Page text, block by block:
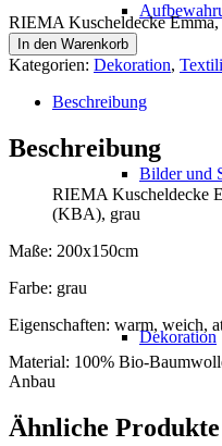
Bilder und
Dekoration
RIEMA Kuscheldecke
In den Warenkorb
Kategorien: Dekoration,
Beschreibung
Beschreibung
RIEMA Kuscheldecke
(KBA), grau
Maße: 200x150cm
Farbe: grau
Eigenschaften: warm, weich,
Material: 100% Bio-
Anbau
Ähnliche Produkte